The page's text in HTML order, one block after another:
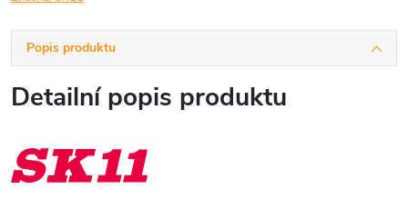
Popis produktu
Detailní popis produktu